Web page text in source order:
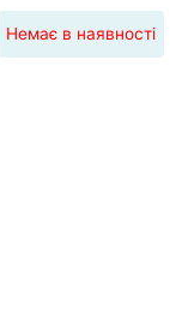
Немає в наявності